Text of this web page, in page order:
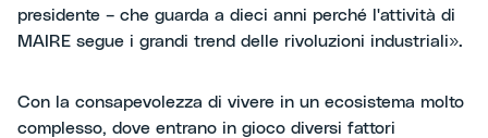
presidente – che guarda a dieci anni perché l'attività di
MAIRE segue i grandi trend delle rivoluzioni industriali».
Con la consapevolezza di vivere in un ecosistema molto
complesso, dove entrano in gioco diversi fattori